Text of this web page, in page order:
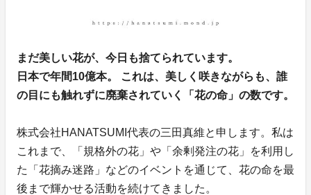
まだ美しい花が、今日も捨てられています。
日本で年間10億本。 これは、美しく咲きながらも、誰
の目にも触れずに廃棄されていく「花の命」の数です。
株式会社HANATSUMI代表の三田真維と申します。私は
これまで、「規格外の花」や「余剰発注の花」を利用し
た「花摘み迷路」などのイベントを通じて、花の命を最
後まで輝かせる活動を続けてきました。